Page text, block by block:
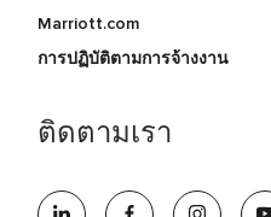
Marriott.com
การปฏิบัติตามการจ้างงาน
ติดตามเรา